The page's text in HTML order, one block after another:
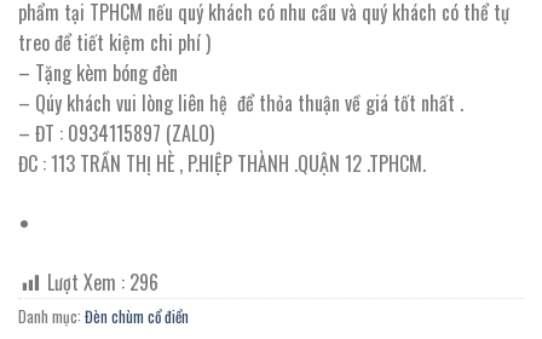
phẩm tại TPHCM nếu quý khách có nhu cầu và quý khách có thể tự
treo để tiết kiệm chi phí )
– Tặng kèm bóng đèn
– Qúy khách vui lòng liên hệ để thỏa thuận về giá tốt nhất .
– ĐT : 0934115897 (ZALO)
ĐC : 113 TRẦN THỊ HÈ , P.HIỆP THÀNH .QUẬN 12 .TPHCM.
Lượt Xem : 296
Danh mục: Đèn chùm cổ điển